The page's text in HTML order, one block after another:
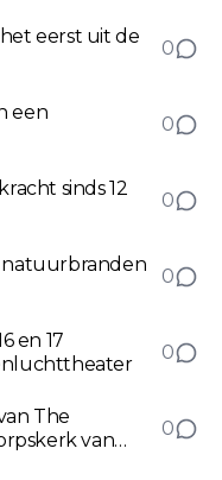
eerst uit de
0
een
0
sinds 12
0
natuurbranden
0
en 17
0
The
van
0